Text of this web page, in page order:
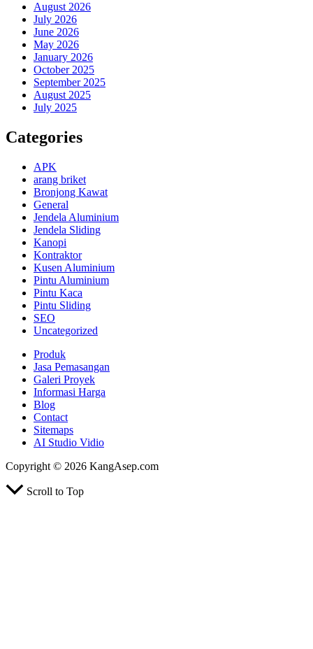
August 2026
July 2026
June 2026
May 2026
January 2026
October 2025
September 2025
August 2025
July 2025
Categories
APK
arang briket
Bronjong Kawat
General
Jendela Aluminium
Jendela Sliding
Kanopi
Kontraktor
Kusen Aluminium
Pintu Aluminium
Pintu Kaca
Pintu Sliding
SEO
Uncategorized
Produk
Jasa Pemasangan
Galeri Proyek
Informasi Harga
Blog
Contact
Sitemaps
AI Studio Vidio
Copyright © 2026 KangAsep.com
Scroll to Top